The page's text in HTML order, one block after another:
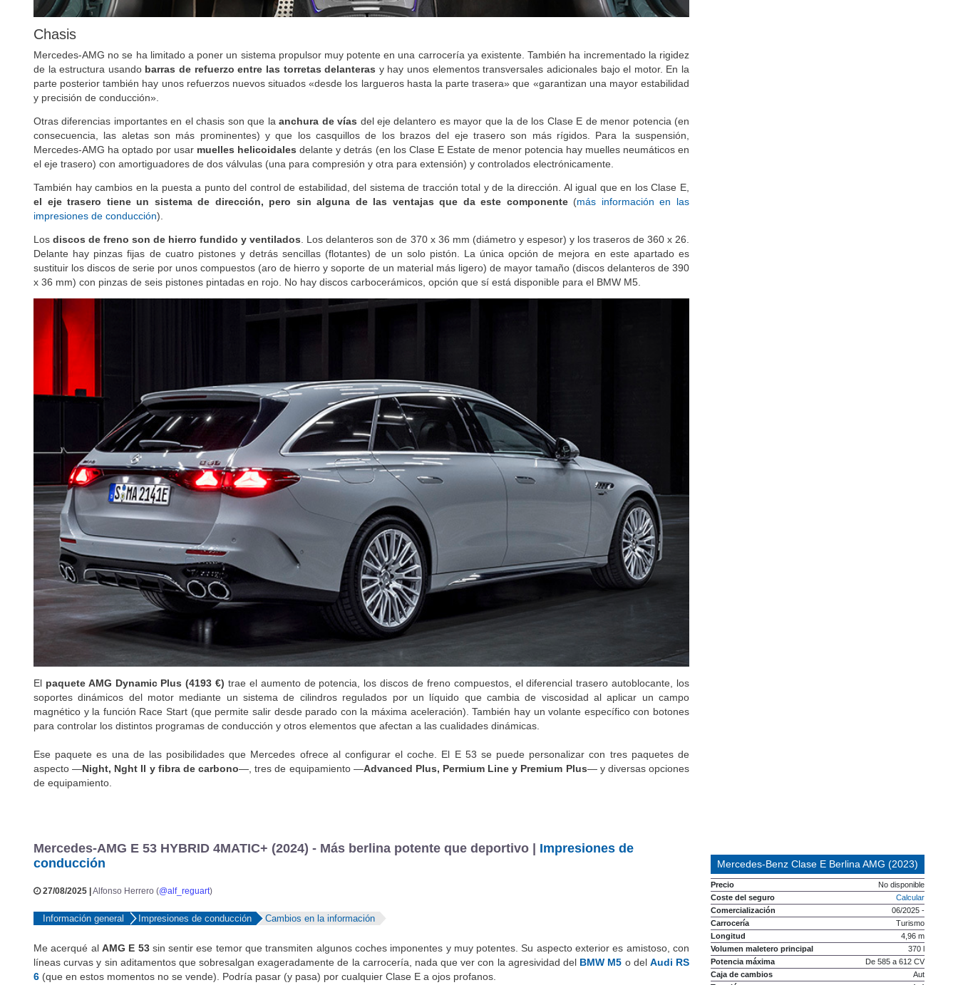
Chasis
Mercedes-AMG no se ha limitado a poner un sistema propulsor muy potente en una carrocería ya existente. También ha incrementado la rigidez
de la estructura usando barras de refuerzo entre las torretas delanteras y hay unos elementos transversales adicionales bajo el motor. En la
parte posterior también hay unos refuerzos nuevos situados «desde los largueros hasta la parte trasera» que «garantizan una mayor estabilidad
y precisión de conducción».
Otras diferencias importantes en el chasis son que laanchura de vías del eje delantero es mayor que la de los Clase E de menor potencia (en
consecuencia, las aletas son más prominentes) y que los casquillos de los brazos del eje trasero son más rígidos. Para la suspensión,
Mercedes-AMG ha optado por usar muelles helicoidales delante y detrás (en los Clase E Estate de menor potencia hay muelles neumáticos en
el eje trasero) con amortiguadores de dos válvulas (una para compresión y otra para extensión) y controlados electrónicamente.
También hay cambios en la puesta a punto del control de estabilidad, del sistema de tracción total y de la dirección. Al igual que en los Clase E,
el eje trasero tiene un sistema de dirección, pero sin alguna de las ventajas que da este componente (más información en las
impresiones de conducción).
Losdiscos de freno son de hierro fundido y ventilados . Los delanteros son de 370 x 36 mm (diámetro y espesor) y los traseros de 360 x 26.
Delante hay pinzas fijas de cuatro pistones y detrás sencillas (flotantes) de un solo pistón. La única opción de mejora en este apartado es
sustituir los discos de serie por unos compuestos (aro de hierro y soporte de un material más ligero) de mayor tamaño (discos delanteros de 390
x 36 mm) con pinzas de seis pistones pintadas en rojo. No hay discos carbocerámicos, opción que sí está disponible para el BMW M5.
El paquete AMG Dynamic Plus (4193 €) trae el aumento de potencia, los discos de freno compuestos, el diferencial trasero autoblocante, los
soportes dinámicos del motor mediante un sistema de cilindros regulados por un líquido que cambia de viscosidad al aplicar un campo
magnético y la función Race Start (que permite salir desde parado con la máxima aceleración). También hay un volante específico con botones
para controlar los distintos programas de conducción y otros elementos que afectan a las cualidades dinámicas.
Ese paquete es una de las posibilidades que Mercedes ofrece al configurar el coche. El E 53 se puede personalizar con tres paquetes de
aspecto —Night, Nght II y fibra de carbono—, tres de equipamiento —Advanced Plus, Permium Line y Premium Plus— y diversas opciones
de equipamiento.
Mercedes-AMG E 53 HYBRID 4MATIC+ (2024) - Más berlina potente que deportivo | Impresiones de
conducción
27/08/2025 | Alfonso Herrero (@alf_reguart)
Información general Impresiones de conducción Cambios en la información
Me acerqué al AMG E 53sin sentir ese temor que transmiten algunos coches imponentes y muy potentes. Su aspecto exterior es amistoso, con
líneas curvas y sin aditamentos que sobresalgan exageradamente de la carrocería, nada que ver con la agresividad del BMW M5 o del Audi RS
6 (que en estos momentos no se vende). Podría pasar (y pasa) por cualquier Clase E a ojos profanos.
Mercedes-Benz Clase E Berlina AMG (2023)
Precio
No disponible
Coste del seguro
Calcular
Comercialización
06/2025 -
Carrocería
Turismo
Longitud
4,96 m
Volumen maletero principal
370 l
Potencia máxima
De 585 a 612 CV
Caja de cambios
Aut